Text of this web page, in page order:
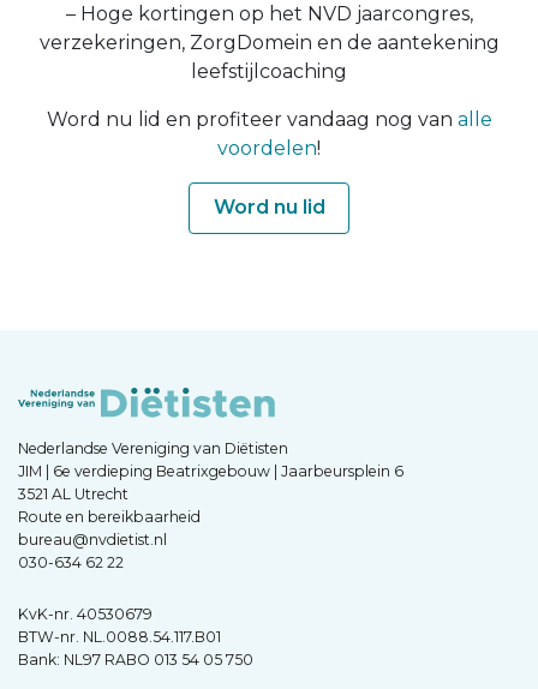
– Hoge kortingen op het NVD jaarcongres,
verzekeringen, ZorgDomein en de aantekening
leefstijlcoaching
Word nu lid en profiteer vandaag nog van alle
voordelen!
Word nu lid
Nederlandse Vereniging van Diëtisten
JIM | 6e verdieping Beatrixgebouw | Jaarbeursplein 6
3521 AL Utrecht
Route en bereikbaarheid
bureau@nvdietist.nl
030-634 62 22
KvK-nr. 40530679
BTW-nr. NL.0088.54.117.B01
Bank: NL97 RABO 013 54 05 750